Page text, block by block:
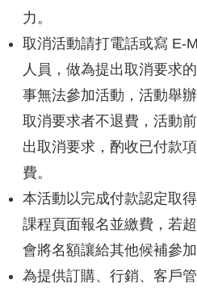
力。
取消活動請打電話或寫 E-
人員，做為提出取消要求
事無法參加活動，活動舉
取消要求者不退費，活動
出取消要求，酌收已付款
費。
本活動以完成付款認定取
課程頁面報名並繳費，若
會將名額讓給其他候補參加
為提供訂購、行銷、客戶